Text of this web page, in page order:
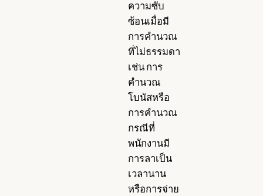
ความซับ
ซ้อนเมื่อมี
การคำนวณ
ที่ไม่ธรรมดา
เช่น การ
คำนวณ
โบนัสหรือ
การคำนวณ
กรณีที่
พนักงานมี
การลาเป็น
เวลานาน
หรือการจ่าย